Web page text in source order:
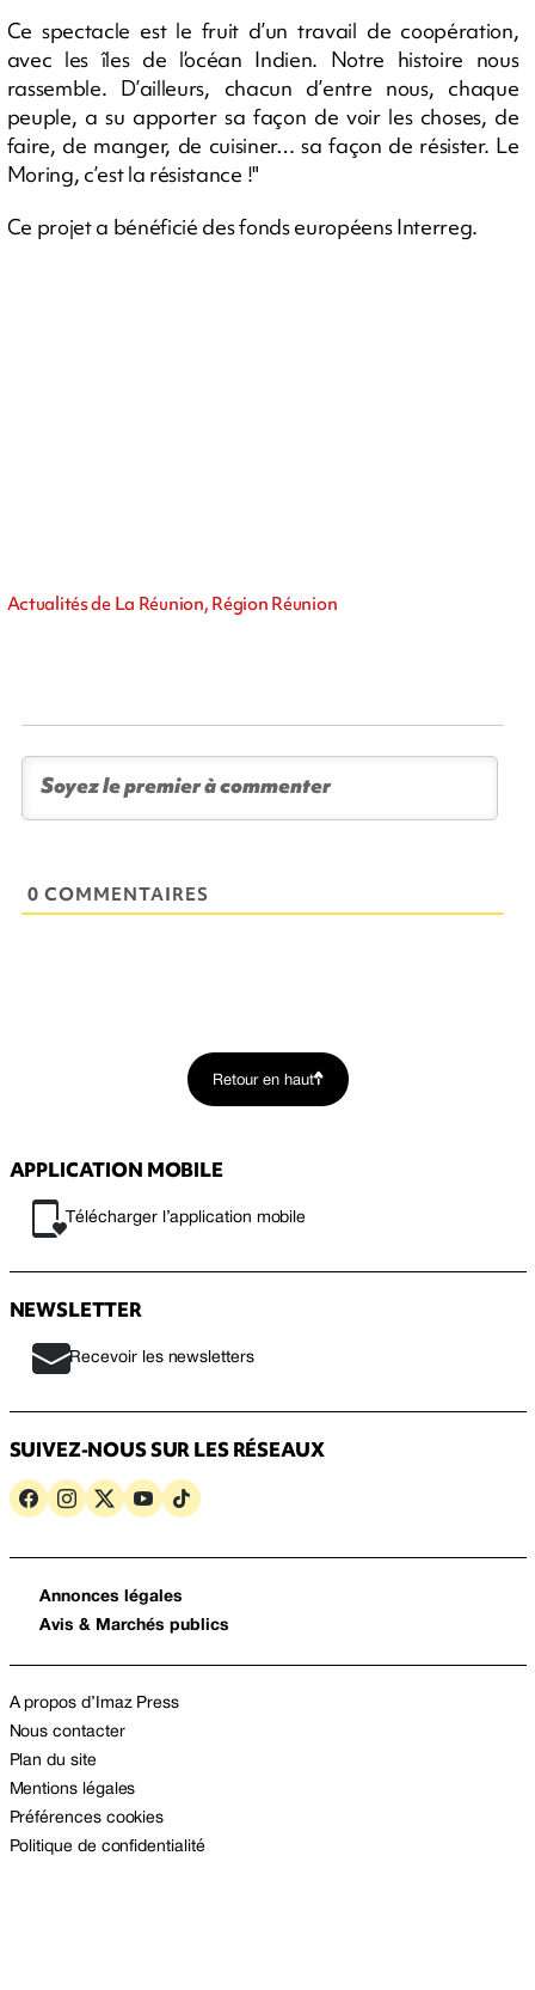
Ce spectacle est le fruit d’un travail de coopération,
avec les îles de l’océan Indien. Notre histoire nous
rassemble. D’ailleurs, chacun d’entre nous, chaque
peuple, a su apporter sa façon de voir les choses, de
faire, de manger, de cuisiner… sa façon de résister. Le
Moring, c’est la résistance !"
Ce projet a bénéficié des fonds européens Interreg.
Actualités de La Réunion, Région Réunion
0 COMMENTAIRES
Retour en haut
APPLICATION MOBILE
Télécharger l’application mobile
NEWSLETTER
Recevoir les newsletters
SUIVEZ-NOUS SUR LES RÉSEAUX
Annonces légales
Avis & Marchés publics
A propos d’Imaz Press
Nous contacter
Plan du site
Mentions légales
Préférences cookies
Politique de confidentialité